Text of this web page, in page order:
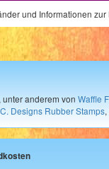
und Informationen
anderem von Waffle
Designs Rubber Stamps,